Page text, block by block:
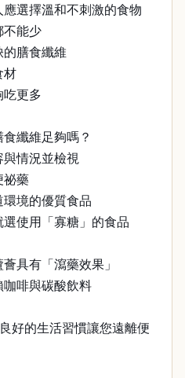
應選擇溫和不刺激的食物
不能少
的膳食纖維
材
吃更多
食纖維足夠嗎？
與情況並檢視
祕藥
環境的優質食品
選使用「寡糖」的食品
具有「瀉藥效果」
咖啡與碳酸飲料
好的生活習慣讓您遠離便